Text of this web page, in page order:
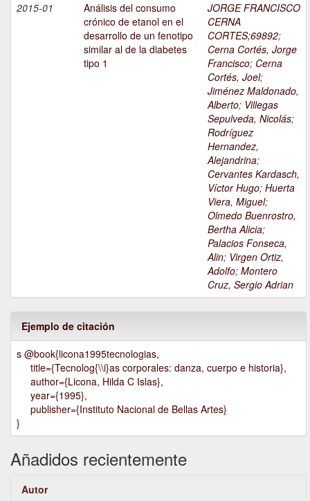
2015-01
Análisis del consumo
crónico de etanol en el
desarrollo de un fenotipo
similar al de la diabetes
tipo 1
JORGE FRANCISCO
CERNA
CORTES;69892;
Cerna Cortés, Jorge
Francisco; Cerna
Cortés, Joel;
Jiménez Maldonado,
Alberto; Villegas
Sepulveda, Nicolás;
Rodríguez
Hernandez,
Alejandrina;
Cervantes Kardasch,
Víctor Hugo; Huerta
Viera, Miguel;
Olmedo Buenrostro,
Bertha Alicia;
Palacios Fonseca,
Alin; Virgen Ortiz,
Adolfo; Montero
Cruz, Sergio Adrian
Ejemplo de citación
s @book{licona1995tecnologias,
title={Tecnolog{\\i}as corporales: danza, cuerpo e historia},
author={Licona, Hilda C Islas},
year={1995},
publisher={Instituto Nacional de Bellas Artes}
}
Añadidos recientemente
Autor